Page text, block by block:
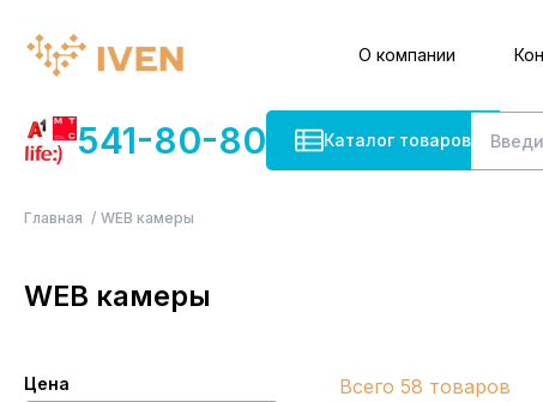
О компании
541-80-80 Каталог товаров
Главная WEB камеры
WEB камеры
Цена Всего 58 товаров